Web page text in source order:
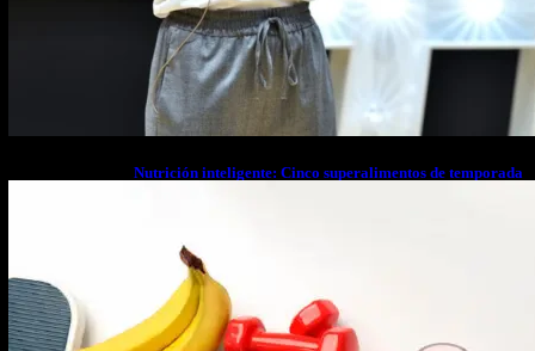
Nutrición inteligente: Cinco superalimentos de temporada